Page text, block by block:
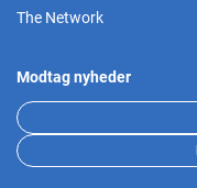
The Network
Modtag nyheder